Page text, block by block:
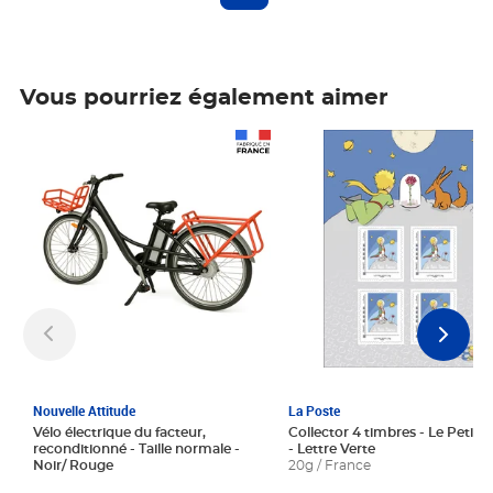
Vous pourriez également aimer
Nouvelle Attitude
Vélo électrique du facteur,
reconditionné - Taille normale -
Noir/ Rouge
La Poste
Collector 4 timbres - Le Petit
- Lettre Verte
20g / France
Prix 6,25€ HT